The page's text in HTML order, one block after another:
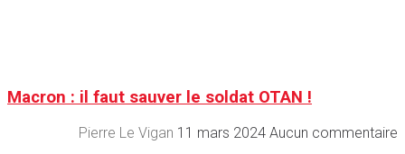
Macron : il faut sauver le soldat OTAN !
Pierre Le Vigan 11 mars 2024 Aucun commentaire